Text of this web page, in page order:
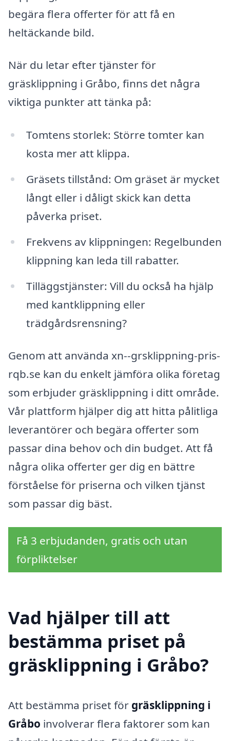
begära flera offerter för att få en
heltäckande bild.
När du letar efter tjänster för
gräsklippning i Gråbo, finns det några
viktiga punkter att tänka på:
Tomtens storlek: Större tomter kan
kosta mer att klippa.
Gräsets tillstånd: Om gräset är mycket
långt eller i dåligt skick kan detta
påverka priset.
Frekvens av klippningen: Regelbunden
klippning kan leda till rabatter.
Tilläggstjänster: Vill du också ha hjälp
med kantklippning eller
trädgårdsrensning?
Genom att använda xn--grsklippning-pris-
rqb.se kan du enkelt jämföra olika företag
som erbjuder gräsklippning i ditt område.
Vår plattform hjälper dig att hitta pålitliga
leverantörer och begära offerter som
passar dina behov och din budget. Att få
några olika offerter ger dig en bättre
förståelse för priserna och vilken tjänst
som passar dig bäst.
Få 3 erbjudanden, gratis och utan
förpliktelser
Vad hjälper till att
bestämma priset på
gräsklippning i Gråbo?
Att bestämma priset för gräsklippning i
Gråbo involverar flera faktorer som kan